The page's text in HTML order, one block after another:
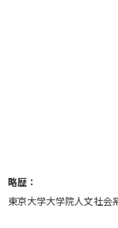
略歴：
東京大学大学院人文社会